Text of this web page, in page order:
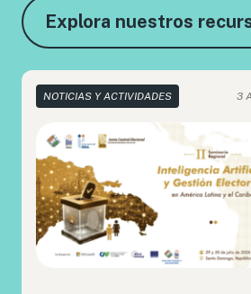
Explora nuestros
NOTICIAS Y ACTIVIDADES 3